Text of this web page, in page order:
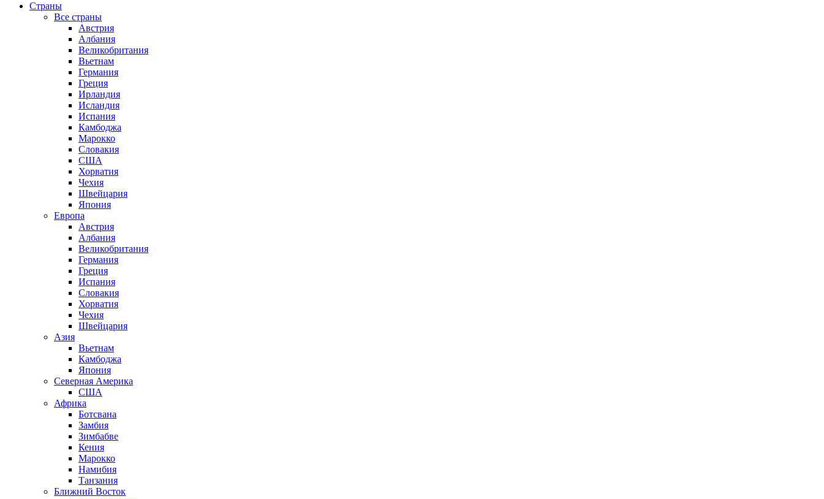
Страны
Все страны
Австрия
Албания
Великобритания
Вьетнам
Германия
Греция
Ирландия
Исландия
Испания
Камбоджа
Марокко
Словакия
США
Хорватия
Чехия
Швейцария
Япония
Европа
Австрия
Албания
Великобритания
Германия
Греция
Испания
Словакия
Хорватия
Чехия
Швейцария
Азия
Вьетнам
Камбоджа
Япония
Северная Америка
США
Африка
Ботсвана
Замбия
Зимбабве
Кения
Марокко
Намибия
Танзания
Ближний Восток